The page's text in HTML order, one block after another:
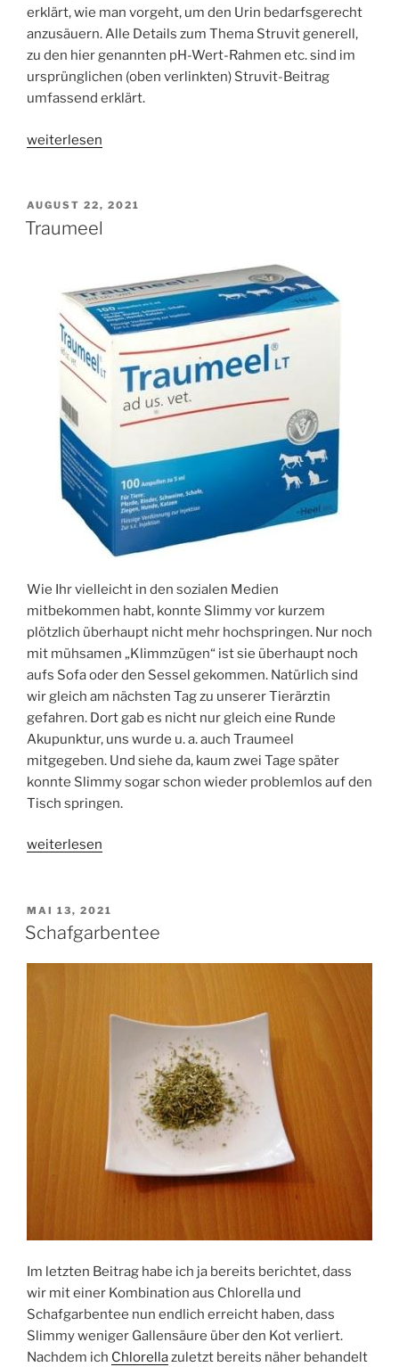
erklärt, wie man vorgeht, um den Urin bedarfsgerecht
anzusäuern. Alle Details zum Thema Struvit generell,
zu den hier genannten pH-Wert-Rahmen etc. sind im
ursprünglichen (oben verlinkten) Struvit-Beitrag
umfassend erklärt.
„Bedarfsgerechte
Urins
–
Stuvit-
Beitrag“
weiterlesen
VERÖFFENTLICHT
AM
AUGUST 22, 2021
Traumeel
Wie Ihr vielleicht in den sozialen Medien
mitbekommen habt, konnte Slimmy vor kurzem
plötzlich überhaupt nicht mehr hochspringen. Nur noch
mit mühsamen „Klimmzügen“ ist sie überhaupt noch
aufs Sofa oder den Sessel gekommen. Natürlich sind
wir gleich am nächsten Tag zu unserer Tierärztin
gefahren. Dort gab es nicht nur gleich eine Runde
Akupunktur, uns wurde u. a. auch Traumeel
mitgegeben. Und siehe da, kaum zwei Tage später
konnte Slimmy sogar schon wieder problemlos auf den
Tisch springen.
„Traumeel“
weiterlesen
VERÖFFENTLICHT
AM
MAI 13, 2021
Schafgarbentee
Im letzten Beitrag habe ich ja bereits berichtet, dass
wir mit einer Kombination aus Chlorella und
Schafgarbentee nun endlich erreicht haben, dass
Slimmy weniger Gallensäure über den Kot verliert.
Nachdem ich Chlorellazuletzt bereits näher behandelt